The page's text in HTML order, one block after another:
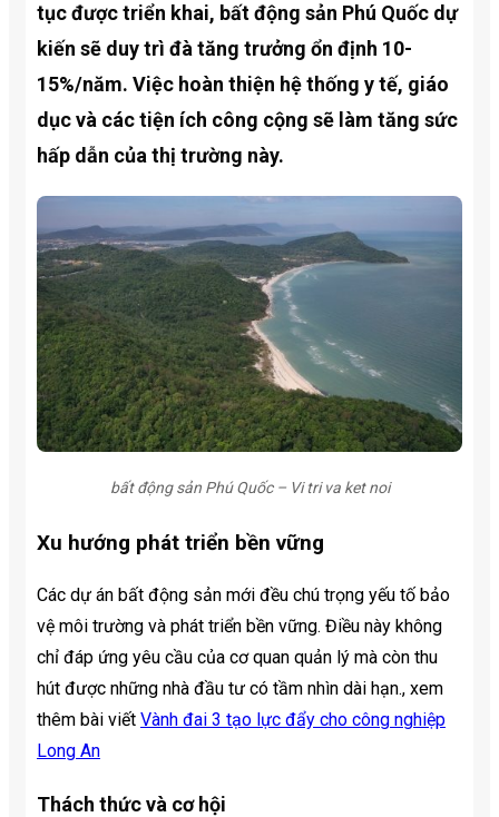
tục được triển khai, bất động sản Phú Quốc dự
kiến sẽ duy trì đà tăng trưởng ổn định 10-
15%/năm. Việc hoàn thiện hệ thống y tế, giáo
dục và các tiện ích công cộng sẽ làm tăng sức
hấp dẫn của thị trường này.
bất động sản Phú Quốc – Vi tri va ket noi
Xu hướng phát triển bền vững
Các dự án bất động sản mới đều chú trọng yếu tố bảo
vệ môi trường và phát triển bền vững. Điều này không
chỉ đáp ứng yêu cầu của cơ quan quản lý mà còn thu
hút được những nhà đầu tư có tầm nhìn dài hạn., xem
thêm bài viết Vành đai 3 tạo lực đẩy cho công nghiệp
Long An
Thách thức và cơ hội